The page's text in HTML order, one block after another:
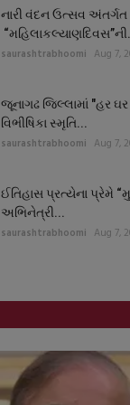
નારી વંદન ઉત્સવ અંતર્ગત
saurashtrabhoomi Aug 7,
જૂનાગઢ જિલ્લામાં "હર
વિભીષિકા સ્મૃતિ...
saurashtrabhoomi Aug 7,
ઈતિહાસ પ્રત્યેના પ્રેમે
અભિનેત્રી...
saurashtrabhoomi Aug 7,